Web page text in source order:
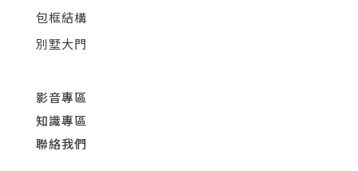
包框結構
別墅大門
影音專區
知識專區
聯絡我們